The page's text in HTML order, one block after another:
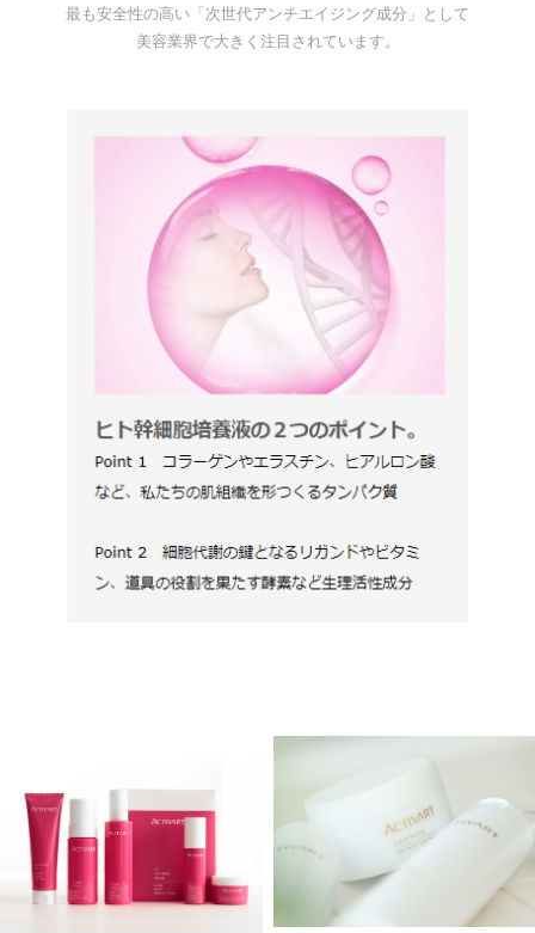
最も安全性の高い「次世代アンチエイジング成分」として
美容業界で大きく注目されています。